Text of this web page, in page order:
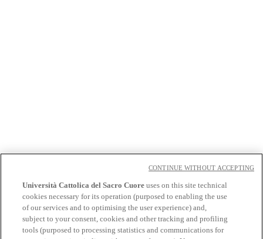
L'Osservatorio
Archivio Studi e analisi
Stampa
Università Cattolica del Sacro Cuore uses on this site technical
cookies necessary for its operation (purposed to enabling the use
of our services and to optimising the user experience) and,
subject to your consent, cookies and other tracking and profiling
tools (purposed to processing statistics and communications for
CONTINUE WITHOUT ACCEPTING